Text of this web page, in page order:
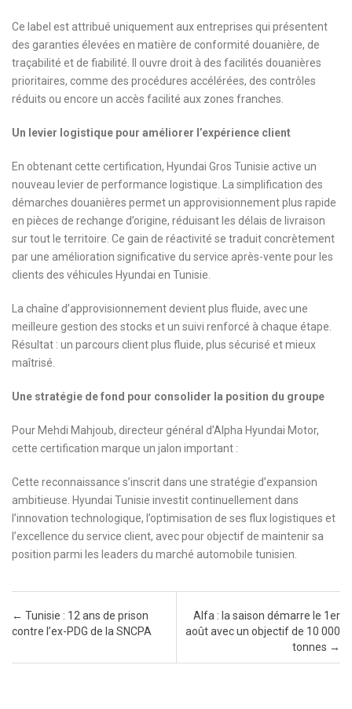
Ce label est attribué uniquement aux entreprises qui présentent
des garanties élevées en matière de conformité douanière, de
traçabilité et de fiabilité. Il ouvre droit à des facilités douanières
prioritaires, comme des procédures accélérées, des contrôles
réduits ou encore un accès facilité aux zones franches.
Un levier logistique pour améliorer l’expérience client
En obtenant cette certification, Hyundai Gros Tunisie active un
nouveau levier de performance logistique. La simplification des
démarches douanières permet un approvisionnement plus rapide
en pièces de rechange d’origine, réduisant les délais de livraison
sur tout le territoire. Ce gain de réactivité se traduit concrètement
par une amélioration significative du service après-vente pour les
clients des véhicules Hyundai en Tunisie.
La chaîne d’approvisionnement devient plus fluide, avec une
meilleure gestion des stocks et un suivi renforcé à chaque étape.
Résultat : un parcours client plus fluide, plus sécurisé et mieux
maîtrisé.
Une stratégie de fond pour consolider la position du groupe
Pour Mehdi Mahjoub, directeur général d’Alpha Hyundai Motor,
cette certification marque un jalon important :
Cette reconnaissance s’inscrit dans une stratégie d’expansion
ambitieuse. Hyundai Tunisie investit continuellement dans
l’innovation technologique, l’optimisation de ses flux logistiques et
l’excellence du service client, avec pour objectif de maintenir sa
position parmi les leaders du marché automobile tunisien.
Post navigation
← Tunisie : 12 ans de prison
contre l’ex-PDG de la SNCPA
Alfa : la saison démarre le 1er
août avec un objectif de 10 000
tonnes →